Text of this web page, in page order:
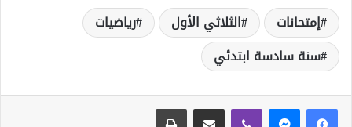
إمتحانات الثلاثي الأول
رياضيات
سنة سادسة ابتدئي